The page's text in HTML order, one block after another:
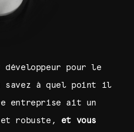
pour le
savez à quel point il
entreprise ait un
robuste, et vous